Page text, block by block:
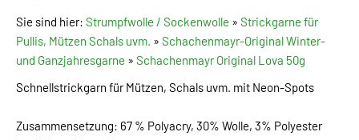
Sie sind hier: Strumpfwolle / Sockenwolle » Strickgarne für
Pullis, Mützen Schals uvm. » Schachenmayr-Original Winter-
und Ganzjahresgarne » Schachenmayr Original Lova 50g
Schnellstrickgarn für Mützen, Schals uvm. mit Neon-Spots
Zusammensetzung: 67 % Polyacry, 30% Wolle, 3% Polyester